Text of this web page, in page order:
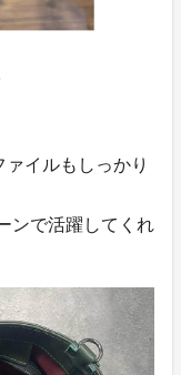
イルもしっかり
ンで活躍してくれ